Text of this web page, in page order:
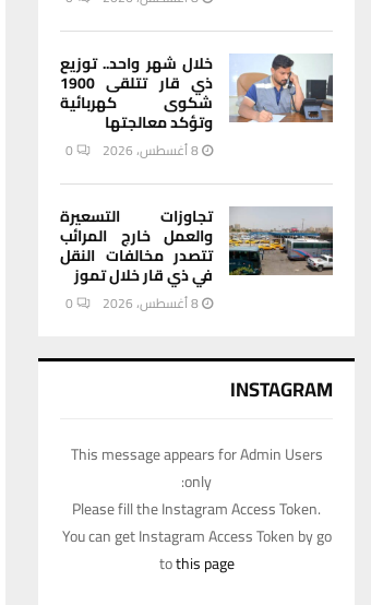
خلال شهر واحد.. توزيع
ذي قار تتلقى 1900
شكوى كهربائية
وتؤكد معالجتها
8 أغسطس، 2026 0
تجاوزات التسعيرة
والعمل خارج المرائب
تتصدر مخالفات النقل
في ذي قار خلال تموز
8 أغسطس، 2026 0
INSTAGRAM
This message appears for Admin Users
only:
Please fill the Instagram Access Token.
You can get Instagram Access Token by go
tothis page